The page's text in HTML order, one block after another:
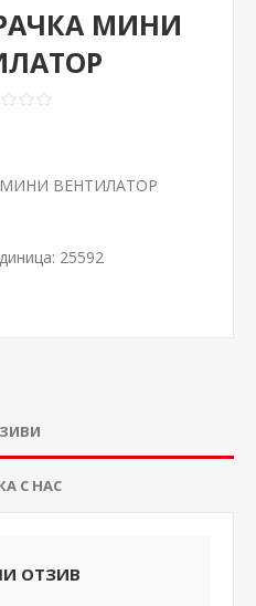
МИНИ
ВЕНТИЛАТОР
25592
С НАС
ОТЗИВ